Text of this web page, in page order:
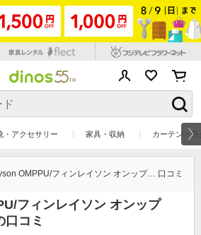
・アクセサリー 家具・収納 カーテン・
OMPPU/フィンレイソン オンップ… 口コミ
フィンレイソン オンップ
口コミ